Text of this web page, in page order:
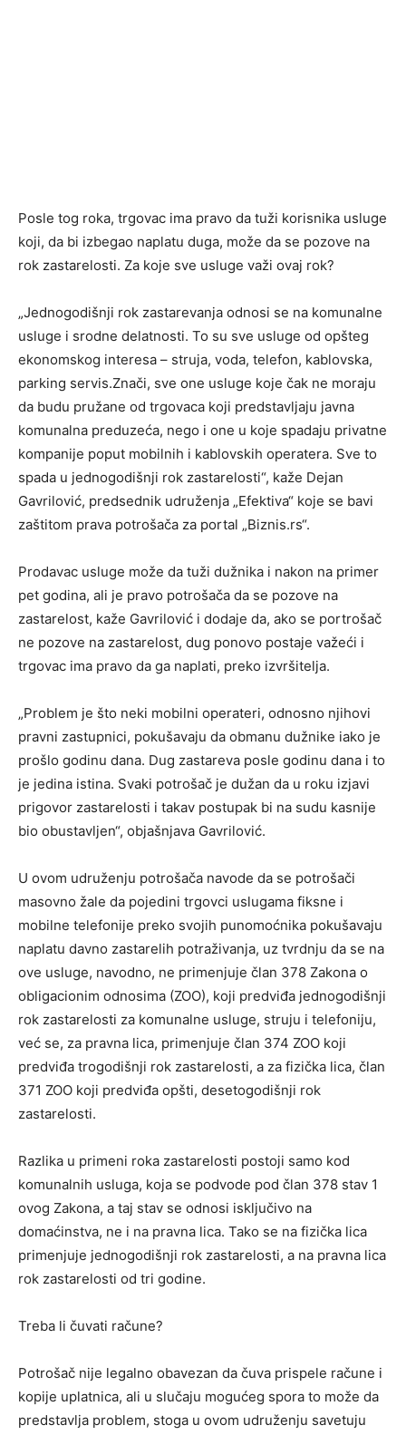
Posle tog roka, trgovac ima pravo da tuži korisnika usluge
koji, da bi izbegao naplatu duga, može da se pozove na
rok zastarelosti. Za koje sve usluge važi ovaj rok?
„Jednogodišnji rok zastarevanja odnosi se na komunalne
usluge i srodne delatnosti. To su sve usluge od opšteg
ekonomskog interesa – struja, voda, telefon, kablovska,
parking servis.Znači, sve one usluge koje čak ne moraju
da budu pružane od trgovaca koji predstavljaju javna
komunalna preduzeća, nego i one u koje spadaju privatne
kompanije poput mobilnih i kablovskih operatera. Sve to
spada u jednogodišnji rok zastarelosti“, kaže Dejan
Gavrilović, predsednik udruženja „Efektiva“ koje se bavi
zaštitom prava potrošača za portal „Biznis.rs“.
Prodavac usluge može da tuži dužnika i nakon na primer
pet godina, ali je pravo potrošača da se pozove na
zastarelost, kaže Gavrilović i dodaje da, ako se portrošač
ne pozove na zastarelost, dug ponovo postaje važeći i
trgovac ima pravo da ga naplati, preko izvršitelja.
„Problem je što neki mobilni operateri, odnosno njihovi
pravni zastupnici, pokušavaju da obmanu dužnike iako je
prošlo godinu dana. Dug zastareva posle godinu dana i to
je jedina istina. Svaki potrošač je dužan da u roku izjavi
prigovor zastarelosti i takav postupak bi na sudu kasnije
bio obustavljen“, objašnjava Gavrilović.
U ovom udruženju potrošača navode da se potrošači
masovno žale da pojedini trgovci uslugama fiksne i
mobilne telefonije preko svojih punomoćnika pokušavaju
naplatu davno zastarelih potraživanja, uz tvrdnju da se na
ove usluge, navodno, ne primenjuje član 378 Zakona o
obligacionim odnosima (ZOO), koji predviđa jednogodišnji
rok zastarelosti za komunalne usluge, struju i telefoniju,
već se, za pravna lica, primenjuje član 374 ZOO koji
predviđa trogodišnji rok zastarelosti, a za fizička lica, član
371 ZOO koji predviđa opšti, desetogodišnji rok
zastarelosti.
Razlika u primeni roka zastarelosti postoji samo kod
komunalnih usluga, koja se podvode pod član 378 stav 1
ovog Zakona, a taj stav se odnosi isključivo na
domaćinstva, ne i na pravna lica. Tako se na fizička lica
primenjuje jednogodišnji rok zastarelosti, a na pravna lica
rok zastarelosti od tri godine.
Treba li čuvati račune?
Potrošač nije legalno obavezan da čuva prispele račune i
kopije uplatnica, ali u slučaju mogućeg spora to može da
predstavlja problem, stoga u ovom udruženju savetuju